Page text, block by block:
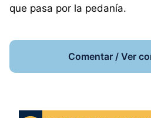
que pasa por la pedanía.
Comentar / Ver